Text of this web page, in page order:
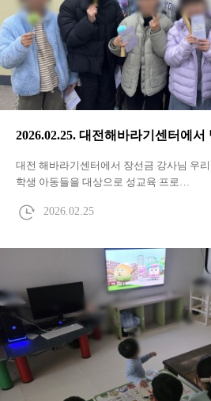
2026.02.25. 대전해바라기센터에
대전 해바라기센터에서 장선금 강사님 우
학생 아동들을 대상으로 성교육 프로…
2026.02.25